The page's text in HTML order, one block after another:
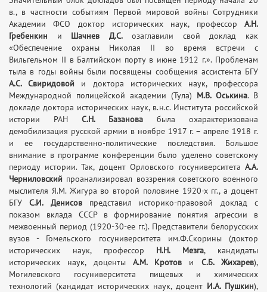
в., в частности событиям Первой мировой войны Сотрудники
Академии ФСО доктор исторических наук, профессор А.Н.
Гребенкин и Шачнев Д.С. озаглавили свой доклад как
«Обеспечение охраны Николая II во время встречи с
Вильгельмом II в Балтийском порту в июне 1912 г.». Проблемам
тыла в годы войны были посвящены сообщения ассистента БГУ
А.С. Свиридовой и доктора исторических наук, профессора
Международной полицейской академии (Тула) М.В. Оськина. В
докладе доктора исторических наук, в.н.с. Института российской
истории РАН С.Н. Базанова была охарактеризована
демобилизация русской армии в ноябре 1917 г. – апреле 1918 г.
и ее государственно-политические последствия. Большое
внимание в программе конференции было уделено советскому
периоду истории. Так, доцент Орловского госуниверситета А.А.
Черниловский проанализировал воззрения советского военного
мыслителя Я.М. Жигура во второй половине 1920-х гг., а доцент
БГУС.И. Денисовпредставил историко-правовой доклад с
показом вклада СССР в формирование понятия агрессии в
межвоенный период (1920-30-ее гг.). Представители белорусских
вузов - Гомельского госуниверситета им.Ф.Скорины (доктор
исторических наук, профессор Н.Н. Мезга, кандидаты
исторических наук, доценты А.М. Кротов и С.Б. Жихарев),
Могилевского госуниверситета пищевых и химических
технологий (кандидат исторических наук, доцент И.А. Пушкин),